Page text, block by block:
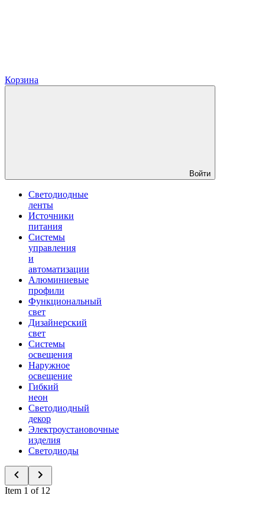
Корзина
Войти
Светодиодные
ленты
Источники
питания
Системы
управления
и
автоматизации
Алюминиевые
профили
Функциональный
свет
Дизайнерский
свет
Системы
освещения
Наружное
освещение
Гибкий
неон
Светодиодный
декор
Электроустановочные
изделия
Светодиоды
Item 1 of 12